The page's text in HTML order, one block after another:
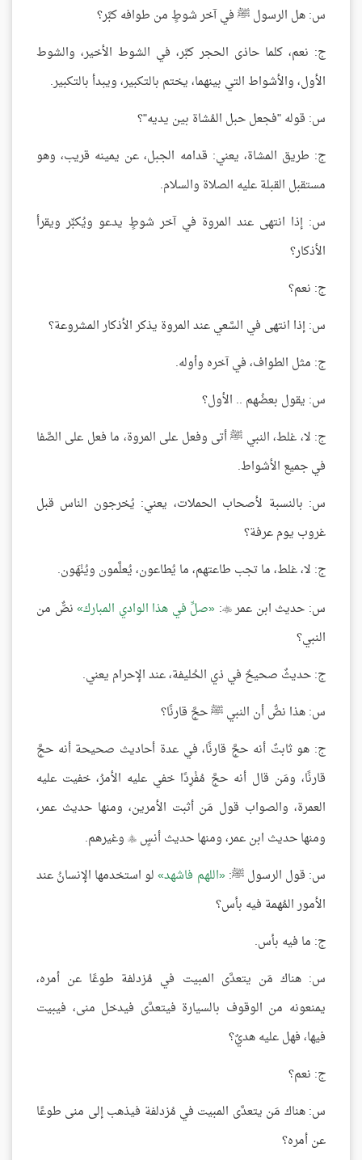
س: هل الرسول ﷺ في آخر شوطٍ من طوافه كبَّر؟
ج: نعم، كلما حاذى الحجر كبَّر، في الشوط الأخير، والشوط
الأول، والأشواط التي بينهما، يختم بالتكبير، ويبدأ بالتكبير.
س: قوله "فجعل حبل المُشاة بين يديه"؟
ج: طريق المشاة، يعني: قدامه الجبل، عن يمينه قريب، وهو
مستقبل القبلة عليه الصلاة والسلام.
س: إذا انتهى عند المروة في آخر شوطٍ يدعو ويُكبِّر ويقرأ
الأذكار؟
ج: نعم؟
س: إذا انتهى في السَّعي عند المروة يذكر الأذكار المشروعة؟
ج: مثل الطواف، في آخره وأوله.
س: يقول بعضُهم .. الأول؟
ج: لا، غلط، النبي ﷺ أتى وفعل على المروة، ما فعل على الصَّفا
في جميع الأشواط.
س: بالنسبة لأصحاب الحملات، يعني: يُخرجون الناس قبل
غروب يوم عرفة؟
ج: لا، غلط، ما تجب طاعتهم، ما يُطاعون، يُعلَّمون ويُنْهَون.
س: حديث ابن عمر
: صلِّ في هذا الوادي المبارك نصٌّ من
النبي؟
ج: حديثٌ صحيحٌ في ذي الحُليفة، عند الإحرام يعني.
س: هذا نصٌّ أن النبي ﷺ حجَّ قارنًا؟
ج: هو ثابتٌ أنه حجَّ قارنًا، في عدة أحاديث صحيحة أنه حجَّ
قارنًا، ومَن قال أنه حجَّ مُفْرِدًا خفي عليه الأمرُ، خفيت عليه
العمرة، والصواب قول مَن أثبت الأمرين، ومنها حديث عمر،
ومنها حديث ابن عمر، ومنها حديث أنسٍ  وغيرهم.
س: قول الرسول ﷺ: اللهم فاشهد لو استخدمها الإنسانُ عند
الأمور المُهمة فيه بأس؟
ج: ما فيه بأس.
س: هناك مَن يتعدَّى المبيت في مُزدلفة طوعًا عن أمره،
يمنعونه من الوقوف بالسيارة فيتعدَّى فيدخل منى، فيبيت
فيها، فهل عليه هديٌ؟
ج: نعم؟
س: هناك مَن يتعدَّى المبيت في مُزدلفة فيذهب إلى منى طوعًا
عن أمره؟